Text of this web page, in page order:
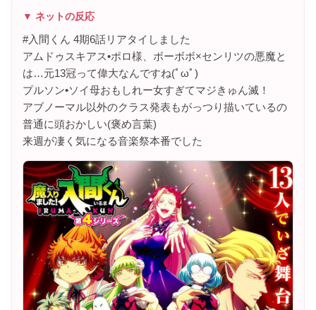
▼ ネットの反応
#入間くん 4期6話リアタイしました
アムドゥスキアス•ポロ様、ボーボボ×センリツの悪魔と
は…元13冠って偉大なんですね(ﾟωﾟ)
プルソン•ソイ母おもしれー女すぎてマジきゅん滅！
アブノーマル以外のクラス発表もがっつり描いているの
普通に頭おかしい(褒め言葉)
来週が凄く気になる音楽祭本番でした